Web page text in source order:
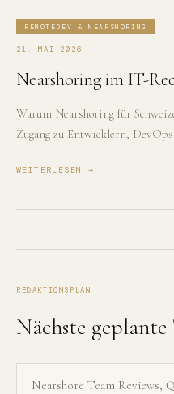
REMOTEDEV & NEARSHORING
21. MAI 2026
Nearshoring im IT-
Warum Nearshoring für
Zugang zu Entwicklern,
WEITERLESEN →
REDAKTIONSPLAN
Nächste geplante
Nearshore Team Reviews,